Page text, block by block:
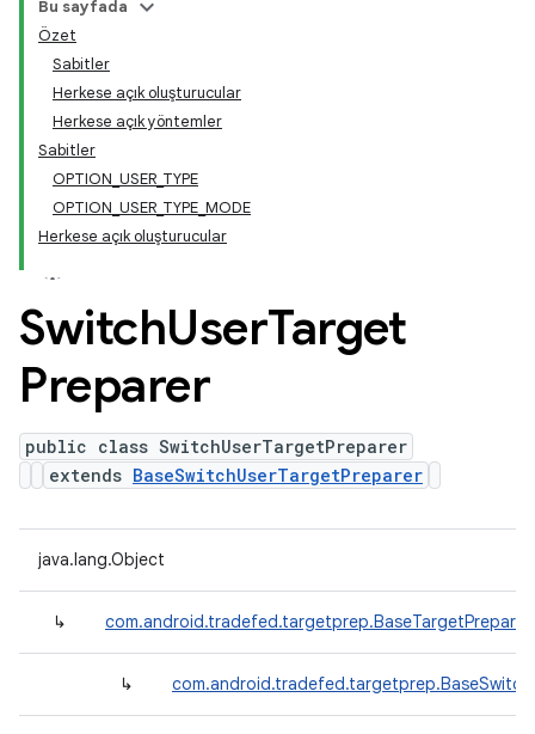
Bu sayfada
Özet
Sabitler
Herkese açık oluşturucular
Herkese açık yöntemler
Sabitler
OPTION_USER_TYPE
OPTION_USER_TYPE_MODE
Herkese açık oluşturucular
SwitchUserTarget
Preparer
public class SwitchUserTargetPreparer
extends BaseSwitchUserTargetPreparer
java.lang.Object
↳ com.android.tradefed.targetprep.BaseTargetPreparer
↳